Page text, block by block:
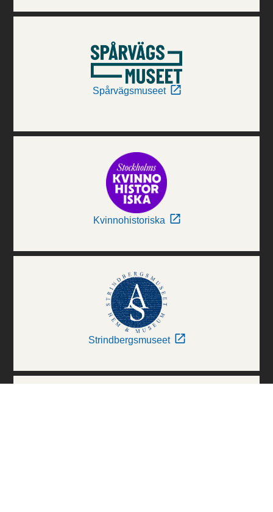
Spårvägsmuseet
Kvinnohistoriska
Strindbergsmuseet